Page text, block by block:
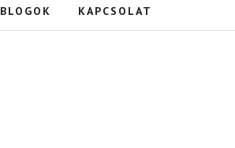
BLOGOK KAPCSOLAT